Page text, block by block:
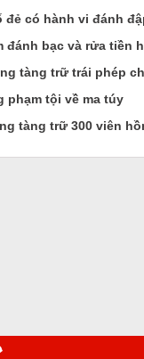
đẻ có hành vi đánh
bạc và rửa tiền
tàng trữ trái phép
phạm tội về ma túy
tàng trữ 300 viên